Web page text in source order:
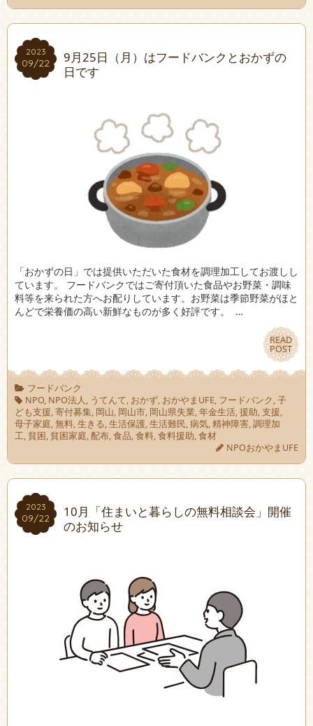
2023
09/22
2023
09/22
9月25日（月）はフードバンクとおかずの
日です
「おかずの日」では提供いただいた食材を調理加工してお渡しし
ています。 フードバンクではご寄付頂いた食品やお野菜・調味
料等を来られた方へお配りしています。お野菜は季節野菜がほと
んどで栄養価の高い新鮮なものが多く好評です。 …
READ
POST
READ
POST
フードバンク
NPO, NPO法人, うてんて, おかず, おかやまUFE, フードバンク,子
ども支援,寄付募集, 岡山, 岡山市, 岡山県失業,年金生活,援助,支援,
母子家庭,無料,生きる,生活保護,生活難民,病気,精神障害,調理加
工,貧困,貧困家庭,配布,食品,食料,食料援助,食材
NPOおかやまUFE
2023
09/22
2023
09/22
10月「住まいと暮らしの無料相談会」開催
のお知らせ